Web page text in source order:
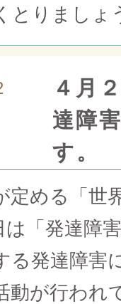
とりまし
４月
達障
す。
定める「世
は「発達障
る発達障害
動が行われ